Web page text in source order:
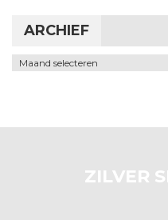
ARCHIEF
Archief
ZILVER